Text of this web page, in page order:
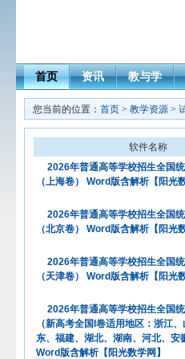
首页 资讯 教与学
您当前的位置： 首页 > 教学资源 >
软件名称
2026年普通高等学校招生全国
（上海卷） Word版含解析【阳光
2026年普通高等学校招生全国
（北京卷） Word版含解析【阳光
2026年普通高等学校招生全国
（天津卷） Word版含解析【阳光
2026年普通高等学校招生全国
（新高考全国I卷适用地区：浙江
东、福建、湖北、湖南、河北、安
Word版含解析【阳光数学网】